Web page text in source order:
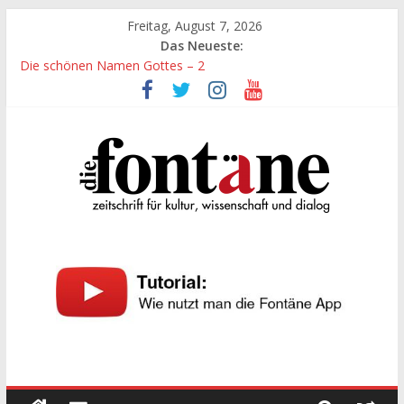
springen
Freitag, August 7, 2026
Das Neueste:
Die schönen Namen Gottes – 2
Werte, denen größte Sorgfalt entgegengebracht werden muss
Die schönen Namen Gottes
„Kind“ seiner Zeit sein
Die
Fontäne
kultur,